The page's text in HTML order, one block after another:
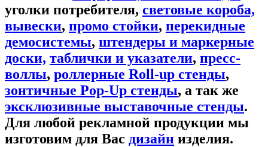
уголки потребителя, световые короба,
вывески, промо стойки, перекидные
демосистемы, штендеры и маркерные
доски, таблички и указатели, пресс-
воллы, роллерные Roll-up стенды,
зонтичные Pop-Up стенды, а так же
эксклюзивные выставочные стенды.
Для любой рекламной продукции мы
изготовим для Вас дизайн изделия.